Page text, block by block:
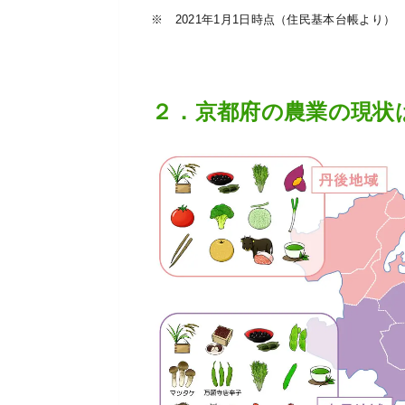
※ 2021年1月1日時点（住民基本台帳より）
２．京都府の農業の現状